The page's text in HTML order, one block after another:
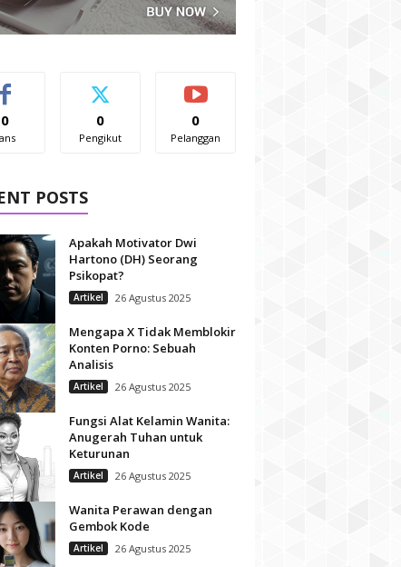
0 0
Pengikut
0
Pelanggan
POSTS
Apakah Motivator Dwi
Hartono (DH) Seorang
Psikopat?
Artikel 26 Agustus 2025
Mengapa X Tidak Memblokir
Konten Porno: Sebuah
Analisis
Artikel 26 Agustus 2025
Fungsi Alat Kelamin Wanita:
Anugerah Tuhan untuk
Keturunan
Artikel 26 Agustus 2025
Wanita Perawan dengan
Gembok Kode
Artikel 26 Agustus 2025